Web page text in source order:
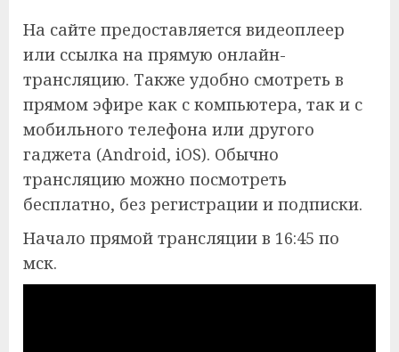
На сайте предоставляется видеоплеер
или ссылка на прямую онлайн-
трансляцию. Также удобно смотреть в
прямом эфире как с компьютера, так и с
мобильного телефона или другого
гаджета (Android, iOS). Обычно
трансляцию можно посмотреть
бесплатно, без регистрации и подписки.
Начало прямой трансляции в 16:45 по
мск.